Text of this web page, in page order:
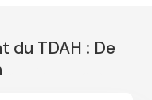
du TDAH : De